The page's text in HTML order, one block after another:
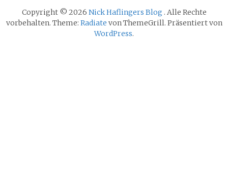
Copyright © 2026 Nick Haflingers Blog . Alle Rechte
vorbehalten. Theme: Radiate von ThemeGrill. Präsentiert von
WordPress.